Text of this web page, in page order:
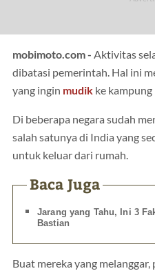
mobimoto.com - Aktivitas
dibatasi pemerintah. Hal ini
yang ingin mudik ke
Di beberapa negara sudah
salah satunya di India yang
untuk keluar dari rumah.
Baca Juga
Jarang yang Tahu, Ini 3
Bastian
Buat mereka yang